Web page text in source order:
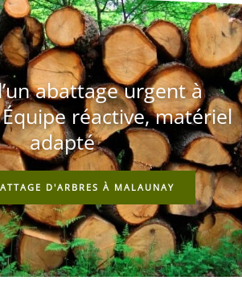
abattage urgent à
réactive, matériel
adapté
D'ARBRES À MALAUNAY